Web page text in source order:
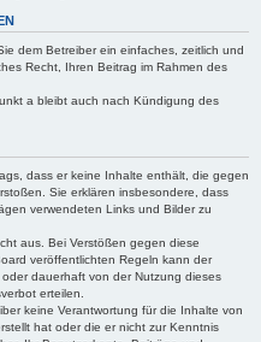
dem Betreiber ein einfaches, zeitlich und
Recht, Ihren Beitrag im Rahmen des
a bleibt auch nach Kündigung des
dass er keine Inhalte enthält, die gegen
Sie erklären insbesondere, dass
verwendeten Links und Bilder zu
aus. Bei Verstößen gegen diese
veröffentlichten Regeln kann der
dauerhaft von der Nutzung dieses
erteilen.
keine Verantwortung für die Inhalte von
hat oder die er nicht zur Kenntnis